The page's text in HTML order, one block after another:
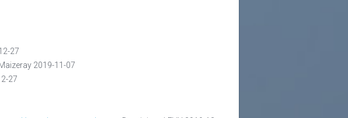
27
2019-11-07
27